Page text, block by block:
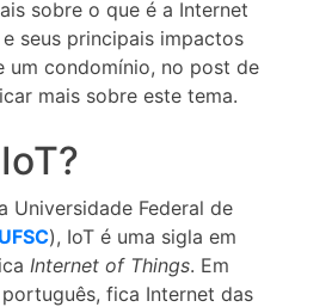
sobre o que é a Internet
seus principais impactos
um condomínio, no post de
mais sobre este tema.
Universidade Federal de
UFSC), IoT é uma sigla em
Internet of Things. Em
fica Internet das